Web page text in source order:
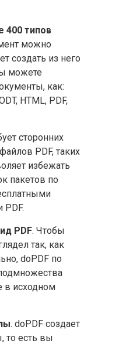
400 типов
можно
создать из него
можете
как:
HTML, PDF,
сторонних
PDF, таких
избежать
пакетов по
PDF.
PDF. Чтобы
так, как
doPDF по
в исходном
. doPDF создает
то есть вы